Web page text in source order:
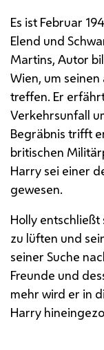
Es ist Februar
Elend und
Martins, Autor
Wien, um
treffen. Er
Verkehrsunfall
Begräbnis trifft
britischen
Harry sei einer
gewesen.
Holly entschließt
zu lüften und
seiner Suche
Freunde und
mehr wird er in
Harry